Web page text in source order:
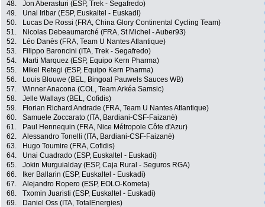
48.
Jon Aberasturi (ESP, Trek - Segafredo)
49.
Unai Iribar (ESP, Euskaltel - Euskadi)
50.
Lucas De Rossi (FRA, China Glory Continental Cycling Team)
51.
Nicolas Debeaumarché (FRA, St Michel - Auber93)
52.
Léo Danès (FRA, Team U Nantes Atlantique)
53.
Filippo Baroncini (ITA, Trek - Segafredo)
54.
Marti Marquez (ESP, Equipo Kern Pharma)
55.
Mikel Retegi (ESP, Equipo Kern Pharma)
56.
Louis Blouwe (BEL, Bingoal Pauwels Sauces WB)
57.
Winner Anacona (COL, Team Arkéa Samsic)
58.
Jelle Wallays (BEL, Cofidis)
59.
Florian Richard Andrade (FRA, Team U Nantes Atlantique)
60.
Samuele Zoccarato (ITA, Bardiani-CSF-Faizanè)
61.
Paul Hennequin (FRA, Nice Métropole Côte d'Azur)
62.
Alessandro Tonelli (ITA, Bardiani-CSF-Faizanè)
63.
Hugo Toumire (FRA, Cofidis)
64.
Unai Cuadrado (ESP, Euskaltel - Euskadi)
65.
Jokin Murguialday (ESP, Caja Rural - Seguros RGA)
66.
Iker Ballarin (ESP, Euskaltel - Euskadi)
67.
Alejandro Ropero (ESP, EOLO-Kometa)
68.
Txomin Juaristi (ESP, Euskaltel - Euskadi)
69.
Daniel Oss (ITA, TotalEnergies)